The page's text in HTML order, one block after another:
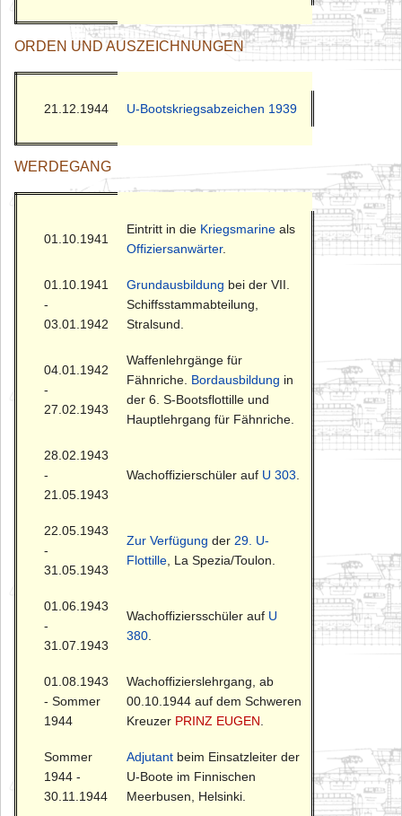
ORDEN UND AUSZEICHNUNGEN
21.12.1944 U-Bootskriegsabzeichen 1939
WERDEGANG
01.10.1941
Eintritt in die Kriegsmarine als
Offiziersanwärter.
01.10.1941
-
03.01.1942
Grundausbildung bei der VII.
Schiffsstammabteilung,
Stralsund.
04.01.1942
-
27.02.1943
Waffenlehrgänge für
Fähnriche. Bordausbildung in
der 6. S-Bootsflottille und
Hauptlehrgang für Fähnriche.
28.02.1943
-
21.05.1943
Wachoffizierschüler auf U 303.
22.05.1943
-
31.05.1943
Zur Verfügung der 29. U-
Flottille, La Spezia/Toulon.
01.06.1943
-
31.07.1943
Wachoffiziersschüler auf U
380.
01.08.1943
- Sommer
1944
Wachoffizierslehrgang, ab
00.10.1944 auf dem Schweren
Kreuzer PRINZ EUGEN.
Sommer
1944 -
30.11.1944
Adjutant beim Einsatzleiter der
U-Boote im Finnischen
Meerbusen, Helsinki.